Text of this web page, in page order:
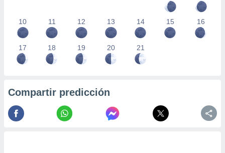
10 11 12 13 14 15 16
17 18 19 20 21
Compartir predicción